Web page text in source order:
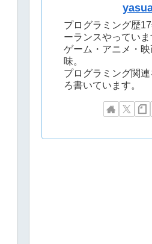
プログラミング歴
ーランスやっていま
ゲーム・アニメ・
味。
プログラミング関
ろ書いています。